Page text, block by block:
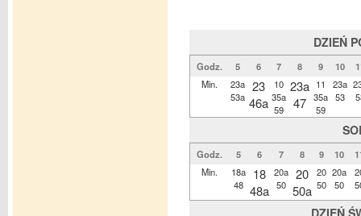
DZIEŃ
Godz. 5 6 7 8 9 10
Min.
23a
53a
23
46a
10
35a
59
23a
47
11
35a
59
23a
53
Godz. 5 6 7 8 9 10
Min.
18a
48
18
48a
20a
50
20
50a
20
50
20a
50